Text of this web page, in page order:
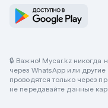
🔒 Важно! Mycar.kz никогда
через WhatsApp или
проводятся только через
не передавайте данные